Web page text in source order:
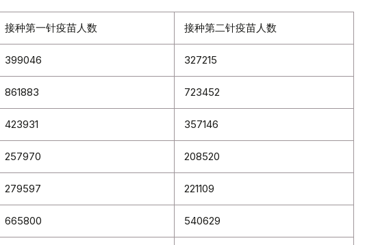
接种第一针疫苗人数 接种第二针疫苗人数
399046 327215
861883 723452
423931 357146
257970 208520
279597 221109
665800 540629